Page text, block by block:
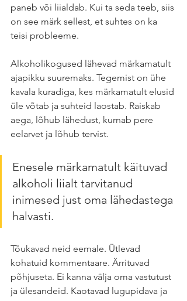
paneb või liialdab. Kui ta seda teeb, siis
on see märk sellest, et suhtes on ka
teisi probleeme.
Alkoholikogused lähevad märkamatult
ajapikku suuremaks. Tegemist on ühe
kavala kuradiga, kes märkamatult elusid
üle võtab ja suhteid laostab. Raiskab
aega, lõhub lähedust, kurnab pere
eelarvet ja lõhub tervist.
Enesele märkamatult käituvad
alkoholi liialt tarvitanud
inimesed just oma lähedastega
halvasti.
Tõukavad neid eemale. Ütlevad
kohatuid kommentaare. Ärrituvad
põhjuseta. Ei kanna välja oma vastutust
ja ülesandeid. Kaotavad lugupidava ja